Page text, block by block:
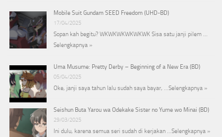
Mobile Suit Gundam SEED Freedom (UHD-BD)
17/04/2025
Sopan kah begitu? WKWKWKWKWKWK Sisa satu janji pilem …
Selengkapnya »
Uma Musume: Pretty Derby – Beginning of a New Era (BD)
05/04/2025
Oke, janji saya tahun lalu sudah saya bayar, …Selengkapnya »
Seishun Buta Yarou wa Odekake Sister no Yume wo Minai (BD)
29/03/2025
Ini dulu, karena semua seri sudah di kerjakan …Selengkapnya »